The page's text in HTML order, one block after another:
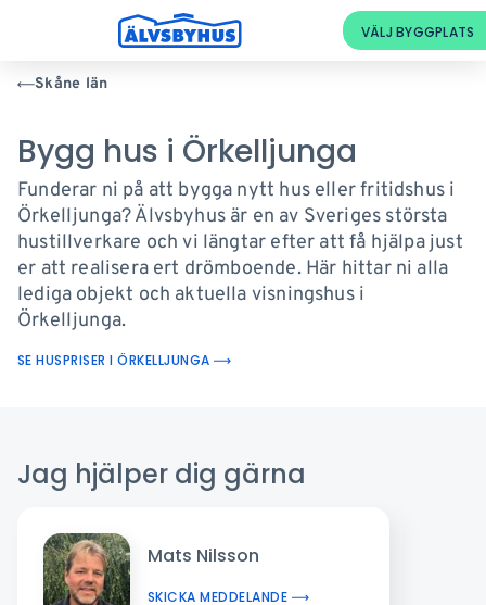
Skåne län
Bygg hus i Örkelljunga
Funderar ni på att bygga nytt hus eller fritidshus i
Örkelljunga? Älvsbyhus är en av Sveriges största
hustillverkare och vi längtar efter att få hjälpa just
er att realisera ert drömboende. Här hittar ni alla
lediga objekt och aktuella visningshus i
Örkelljunga.
SE HUSPRISER I ÖRKELLJUNGA
Jag hjälper dig gärna
Mats Nilsson
SKICKA MEDDELANDE